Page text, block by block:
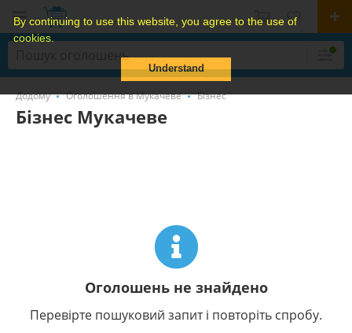
By continuing to use this website, you agree to the use of
cookies.
Understand
Додому Оголошення в Мукачеве Бізнес
Бізнес Мукачеве
Оголошень не знайдено
Перевірте пошуковий запит і повторіть спробу.